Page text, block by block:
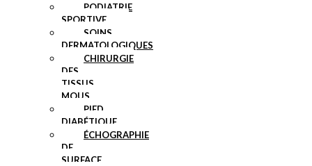
PODIATRIE
SPORTIVE
SOINS
DERMATOLOGIQUES
CHIRURGIE
DES
TISSUS
MOUS
PIED
DIABÉTIQUE
ÉCHOGRAPHIE
DE
SURFACE